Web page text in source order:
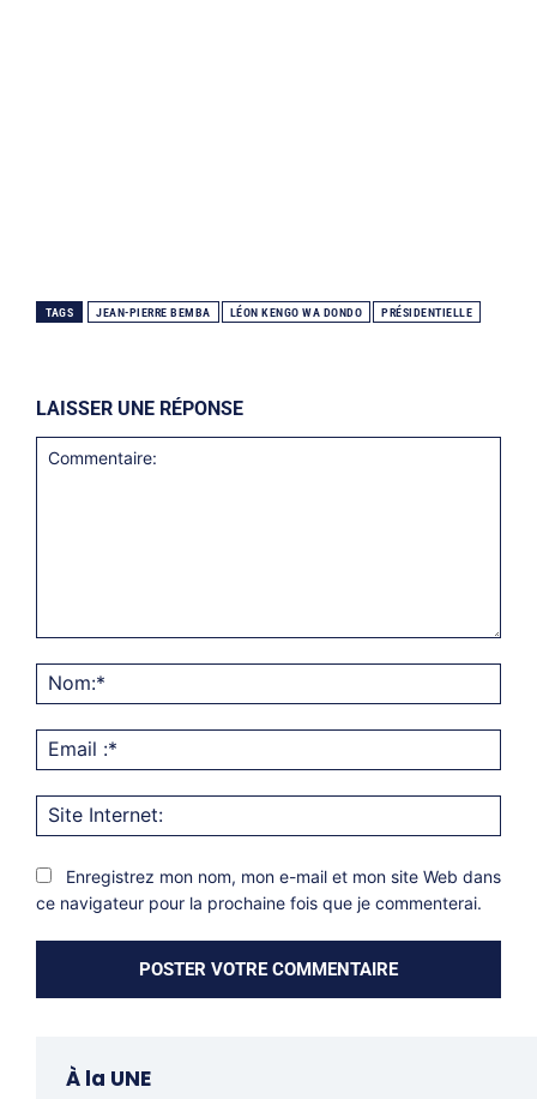
TAGS JEAN-PIERRE BEMBA LÉON KENGO WA DONDO PRÉSIDENTIELLE
LAISSER UNE RÉPONSE
:*
Enregistrez mon nom, mon e-mail et mon site Web dans
ce navigateur pour la prochaine fois que je commenterai.
À la UNE